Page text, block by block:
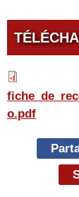
o.pdf